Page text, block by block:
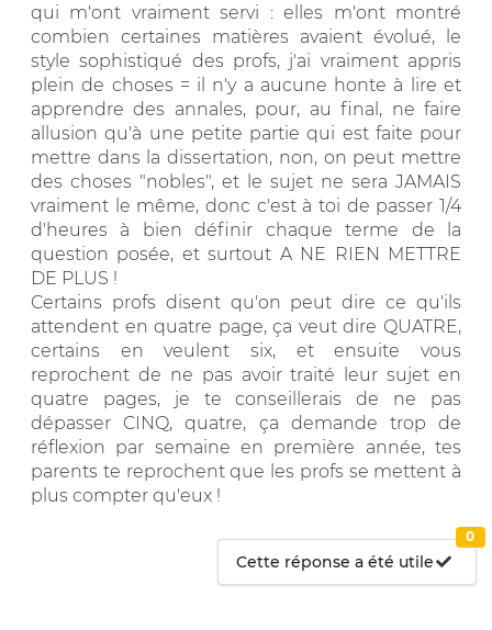
qui m'ont vraiment servi : elles m'ont montré
combien certaines matières avaient évolué, le
style sophistiqué des profs, j'ai vraiment appris
plein de choses = il n'y a aucune honte à lire et
apprendre des annales, pour, au final, ne faire
allusion qu'à une petite partie qui est faite pour
mettre dans la dissertation, non, on peut mettre
des choses "nobles", et le sujet ne sera JAMAIS
vraiment le même, donc c'est à toi de passer 1/4
d'heures à bien définir chaque terme de la
question posée, et surtout A NE RIEN METTRE
DE PLUS !
Certains profs disent qu'on peut dire ce qu'ils
attendent en quatre page, ça veut dire QUATRE,
certains en veulent six, et ensuite vous
reprochent de ne pas avoir traité leur sujet en
quatre pages, je te conseillerais de ne pas
dépasser CINQ, quatre, ça demande trop de
réflexion par semaine en première année, tes
parents te reprochent que les profs se mettent à
plus compter qu'eux !
Cette réponse a été utile
0